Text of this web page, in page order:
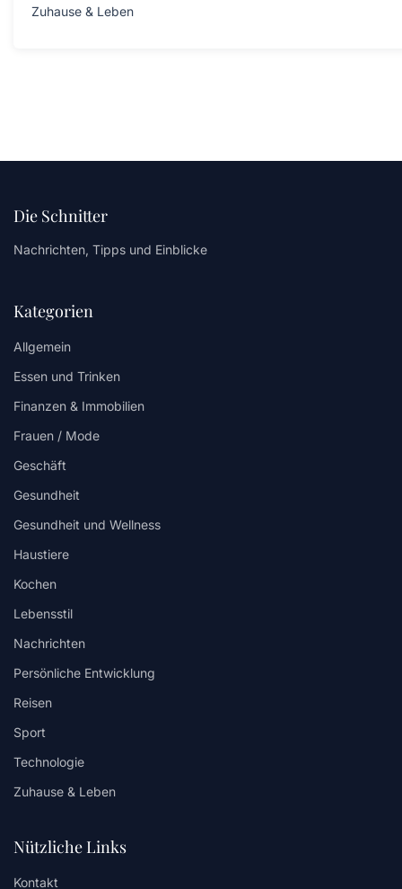
Zuhause & Leben
Die Schnitter
Nachrichten, Tipps und Einblicke
Kategorien
Allgemein
Essen und Trinken
Finanzen & Immobilien
Frauen / Mode
Geschäft
Gesundheit
Gesundheit und Wellness
Haustiere
Kochen
Lebensstil
Nachrichten
Persönliche Entwicklung
Reisen
Sport
Technologie
Zuhause & Leben
Nützliche Links
Kontakt